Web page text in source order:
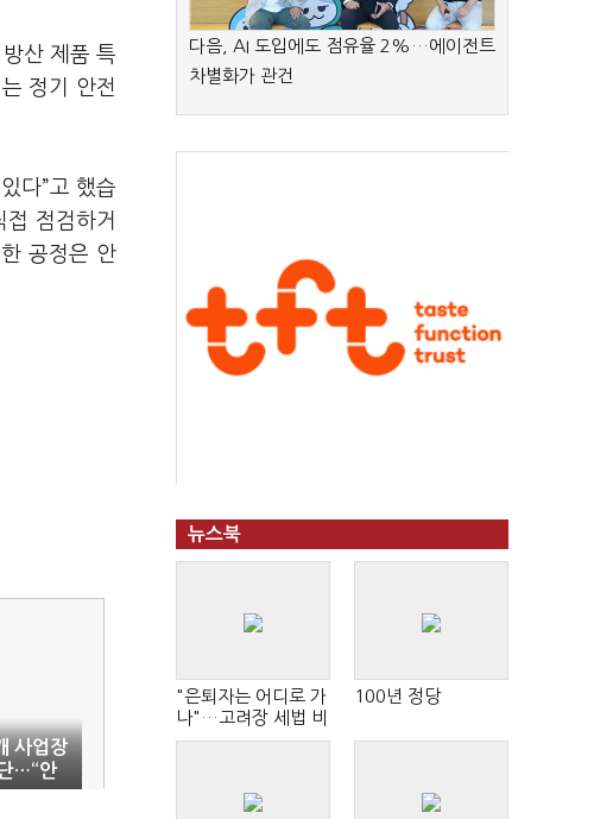
산 제품 특
정기 안전
다”고 했습
점검하거
공정은 안
사업장
…“안
다음, AI 도입에도 점유율 2%…에이전트
차별화가 관건
뉴스북
"은퇴자는 어디로 가
나"…고려장 세법 비
판 확산
100년 정당